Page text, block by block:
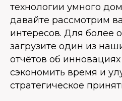
технологии умного
давайте рассмотрим
интересов. Для более
загрузите один из
отчётов об
сэкономить время и
стратегическое